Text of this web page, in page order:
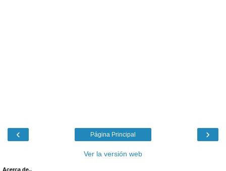
‹ ›
Página Principal
Ver la versión web
Acerca de..